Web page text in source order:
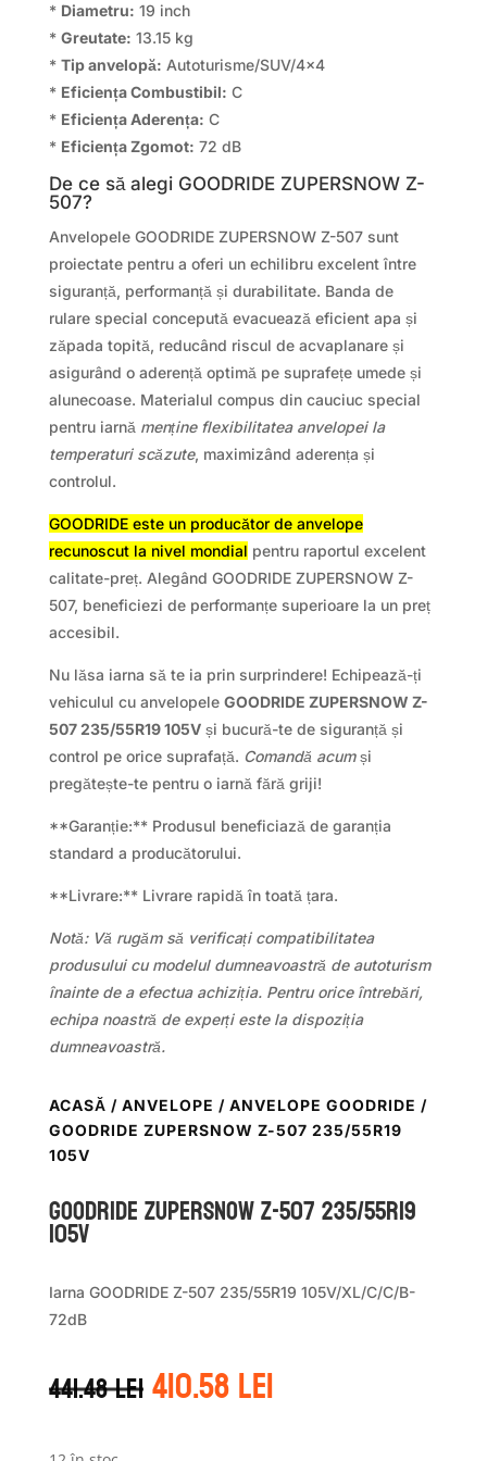
* Diametru: 19 inch
* Greutate: 13.15 kg
* Tip anvelopă: Autoturisme/SUV/4×4
* Eficiența Combustibil: C
* Eficiența Aderența: C
* Eficiența Zgomot: 72 dB
De ce să alegi GOODRIDE ZUPERSNOW Z-
507?
Anvelopele GOODRIDE ZUPERSNOW Z-507 sunt
proiectate pentru a oferi un echilibru excelent între
siguranță, performanță și durabilitate. Banda de
rulare special concepută evacuează eficient apa și
zăpada topită, reducând riscul de acvaplanare și
asigurând o aderență optimă pe suprafețe umede și
alunecoase. Materialul compus din cauciuc special
pentru iarnă menține flexibilitatea anvelopei la
temperaturi scăzute, maximizând aderența și
controlul.
GOODRIDE este un producător de anvelope
recunoscut la nivel mondial pentru raportul excelent
calitate-preț. Alegând GOODRIDE ZUPERSNOW Z-
507, beneficiezi de performanțe superioare la un preț
accesibil.
Nu lăsa iarna să te ia prin surprindere! Echipează-ți
vehiculul cu anvelopele GOODRIDE ZUPERSNOW Z-
507 235/55R19 105Vși bucură-te de siguranță și
control pe orice suprafață. Comandă acumși
pregătește-te pentru o iarnă fără griji!
**Garanție:** Produsul beneficiază de garanția
standard a producătorului.
**Livrare:** Livrare rapidă în toată țara.
Notă: Vă rugăm să verificați compatibilitatea
produsului cu modelul dumneavoastră de autoturism
înainte de a efectua achiziția. Pentru orice întrebări,
echipa noastră de experți este la dispoziția
dumneavoastră.
ACASĂ / ANVELOPE / ANVELOPE GOODRIDE /
GOODRIDE ZUPERSNOW Z-507 235/55R19
105V
GOODRIDE ZUPERSNOW Z-507 235/55R19
105V
Iarna GOODRIDE Z-507 235/55R19 105V/XL/C/C/B-
72dB
441.48leiPrețul
inițial
410.58leiPrețul
curent